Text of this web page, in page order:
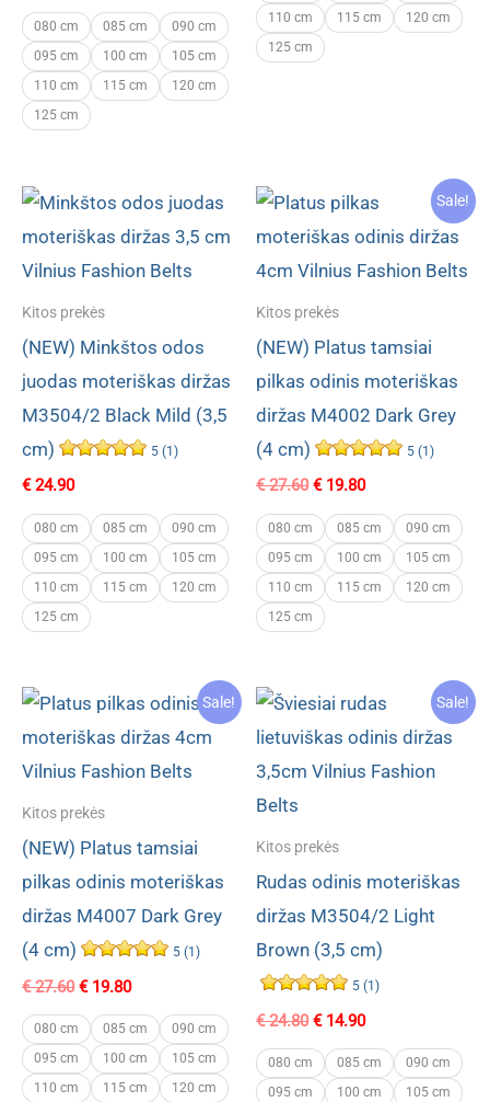
was:
€ 24.90.
is:
€ 17.60.
080 cm 085 cm
090 cm
095 cm
100 cm
105 cm
110 cm
115 cm
120 cm
125 cm
110 cm
115 cm
120 cm
125 cm
Kitos prekės
(NEW) Minkštos odos
juodas moteriškas diržas
M3504/2 Black Mild (3,5
cm)
5 (1)
€24.90
080 cm 085 cm
090 cm
095 cm
100 cm
105 cm
110 cm
115 cm
120 cm
125 cm
Sale!
Kitos prekės
(NEW) Platus tamsiai
pilkas odinis moteriškas
diržas M4002 Dark Grey
(4 cm)
5 (1)
€27.60 Original
was:
€ 27.60.
€19.80Current
is:
€ 19.80.
080 cm 085 cm
090 cm
095 cm
100 cm
105 cm
110 cm
115 cm
120 cm
125 cm
Sale!
Kitos prekės
(NEW) Platus tamsiai
pilkas odinis moteriškas
diržas M4007 Dark Grey
(4 cm)
5 (1)
€27.60 Original
was:
€ 27.60.
€19.80Current
is:
€ 19.80.
080 cm 085 cm
090 cm
095 cm
100 cm
105 cm
110 cm
115 cm
120 cm
Sale!
Kitos prekės
Rudas odinis moteriškas
diržas M3504/2 Light
Brown (3,5 cm)
5 (1)
€24.80 Original
was:
€ 24.80.
€14.90Current
is:
€ 14.90.
080 cm 085 cm
090 cm
095 cm
100 cm
105 cm